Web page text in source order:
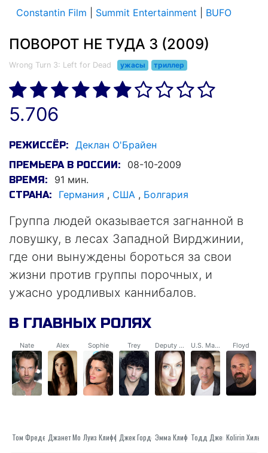
Constantin Film Summit Entertainment BUFO
ПОВОРОТ НЕ ТУДА 3 (2009)
Wrong Turn 3: Left for Dead ужасы триллер
5.706
РЕЖИССЁР: Деклан О'Брайен
ПРЕМЬЕРА В РОССИИ: 08-10-2009
ВРЕМЯ: 91 мин.
СТРАНА: Германия , США , Болгария
Группа людей оказывается загнанной в
ловушку, в лесах Западной Вирджинии,
где они вынуждены бороться за свои
жизни против группы порочных, и
ужасно уродливых каннибалов.
В ГЛАВНЫХ РОЛЯХ
Nate
Том Фредерик
Alex
Джанет Монтгомери
Sophie
Луиз Клифф
Trey
Джек Гордон
Deputy Ally Lane
Эмма Клиффорд
U.S. Marshall
Тодд Дженсен
Floyd
Kolirin Хиль